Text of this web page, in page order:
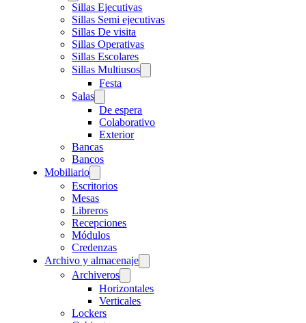
Sillas Ejecutivas
Sillas Semi ejecutivas
Sillas De visita
Sillas Operativas
Sillas Escolares
Sillas Multiusos
Festa
Salas
De espera
Colaborativo
Exterior
Bancas
Bancos
Mobiliario
Escritorios
Mesas
Libreros
Recepciones
Módulos
Credenzas
Archivo y almacenaje
Archiveros
Horizontales
Verticales
Lockers